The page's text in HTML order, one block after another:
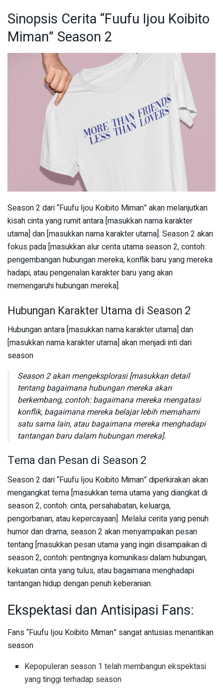
Sinopsis Cerita “Fuufu Ijou Koibito
Miman” Season 2
Season 2 dari “Fuufu Ijou Koibito Miman” akan melanjutkan
kisah cinta yang rumit antara [masukkan nama karakter
utama] dan [masukkan nama karakter utama]. Season 2 akan
fokus pada [masukkan alur cerita utama season 2, contoh:
pengembangan hubungan mereka, konflik baru yang mereka
hadapi, atau pengenalan karakter baru yang akan
memengaruhi hubungan mereka].
Hubungan Karakter Utama di Season 2
Hubungan antara [masukkan nama karakter utama] dan
[masukkan nama karakter utama] akan menjadi inti dari
season
Season 2 akan mengeksplorasi [masukkan detail
tentang bagaimana hubungan mereka akan
berkembang, contoh: bagaimana mereka mengatasi
konflik, bagaimana mereka belajar lebih memahami
satu sama lain, atau bagaimana mereka menghadapi
tantangan baru dalam hubungan mereka].
Tema dan Pesan di Season 2
Season 2 dari “Fuufu Ijou Koibito Miman” diperkirakan akan
mengangkat tema [masukkan tema utama yang diangkat di
season 2, contoh: cinta, persahabatan, keluarga,
pengorbanan, atau kepercayaan]. Melalui cerita yang penuh
humor dan drama, season 2 akan menyampaikan pesan
tentang [masukkan pesan utama yang ingin disampaikan di
season 2, contoh: pentingnya komunikasi dalam hubungan,
kekuatan cinta yang tulus, atau bagaimana menghadapi
tantangan hidup dengan penuh keberanian.
Ekspektasi dan Antisipasi Fans:
Fans “Fuufu Ijou Koibito Miman” sangat antusias menantikan
season
Kepopuleran season 1 telah membangun ekspektasi
yang tinggi terhadap season